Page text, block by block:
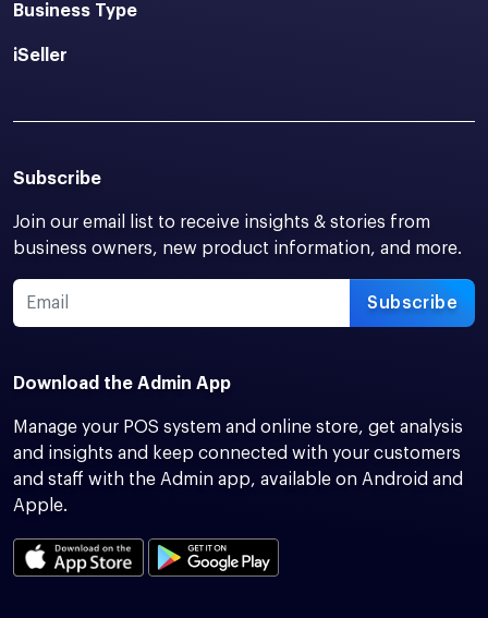
Business Type
iSeller
Subscribe
Join our email list to receive insights & stories from
business owners, new product information, and more.
Subscribe
Download the Admin App
Manage your POS system and online store, get analysis
and insights and keep connected with your customers
and staff with the Admin app, available on Android and
Apple.